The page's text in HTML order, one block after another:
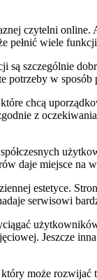
czytelni
pełnić wiele
są szczególnie
potrzeby w
chcą
z
daje miejsce na
estetyce.
serwisowi
Jeszcze
może